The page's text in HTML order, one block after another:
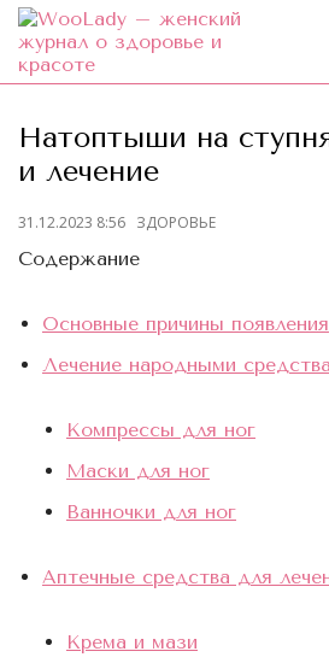
Натоптыши на
и лечение
31.12.2023 8:56 ЗДОРОВЬЕ
Содержание
Основные причины появления
Лечение народными
Компрессы для ног
Маски для ног
Ванночки для ног
Аптечные средства для
Крема и мази